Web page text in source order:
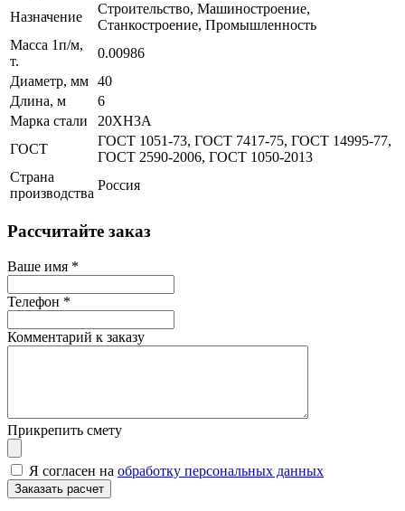
Назначение
Строительство, Машиностроение,
Станкостроение, Промышленность
Масса 1п/м,
т.
0.00986
Диаметр, мм 40
Длина, м
6
Марка стали
20ХН3А
ГОСТ
ГОСТ 1051-73, ГОСТ 7417-75, ГОСТ 14995-77,
ГОСТ 2590-2006, ГОСТ 1050-2013
Страна
производства
Россия
Рассчитайте заказ
Ваше имя *
Телефон *
Комментарий к заказу
Прикрепить смету
Я согласен на обработку персональных данных